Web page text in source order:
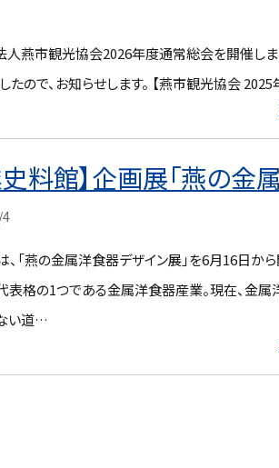
人燕市観光協会2026年度通常総会を開催しま
たので、お知らせします。 【燕市観光協会
史料館】企画展「燕の
「燕の金属洋食器デザイン展」を6月16日から
表格の1つである金属洋食器産業。現在、金属
い道…